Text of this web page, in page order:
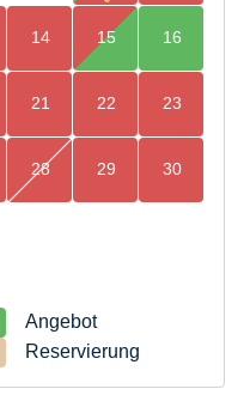
14 15 16
21 22 23
28 29 30
Angebot
Reservierung